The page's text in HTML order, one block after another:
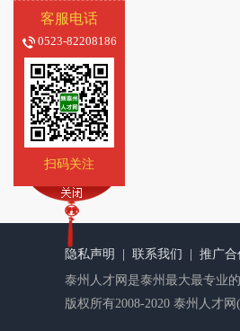
隐私声明 联系我们 推广合
泰州人才网 是泰州最大最专业
版权所有2008-2020 泰州人才
客服电话
0523-82208186
扫码关注